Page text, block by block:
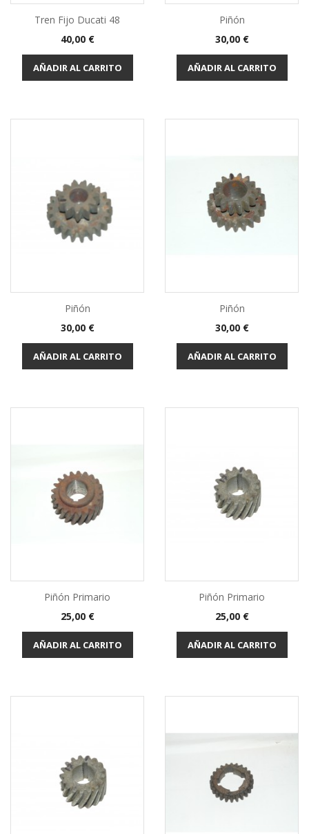
Tren Fijo Ducati 48
Precio
40,00 €
AÑADIR AL CARRITO
Piñón
Precio
30,00 €
AÑADIR AL CARRITO
Piñón
Precio
30,00 €
AÑADIR AL CARRITO
Piñón
Precio
30,00 €
AÑADIR AL CARRITO
Piñón Primario
Precio
25,00 €
AÑADIR AL CARRITO
Piñón Primario
Precio
25,00 €
AÑADIR AL CARRITO